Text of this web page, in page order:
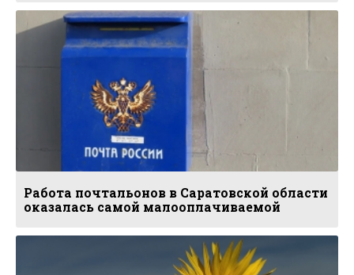
Работа почтальонов в Саратовской области
оказалась самой малооплачиваемой